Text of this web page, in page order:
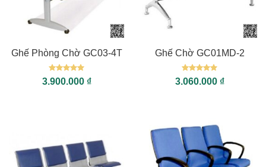
Ghế Phòng Chờ GC03-4T
Được xếp
hạng55
3.900.000 ₫
Ghế Chờ GC01MD-2
Được xếp
hạng55
3.060.000 ₫